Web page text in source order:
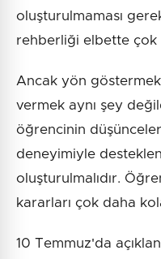
oluşturulmaması
rehberliği elbette çok
Ancak yön
vermek aynı şey
öğrencinin
deneyimiyle
oluşturulmalıdır.
kararları çok daha
10 Temmuz'da